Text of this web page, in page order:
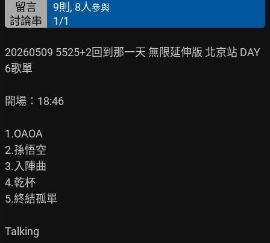
留言
9則, 8人參與
討論串 1/1
20260509 5525+2回到那一天 無限延伸版 北京站 DAY
6歌單
開場：18:46
1.OAOA
2.孫悟空
3.入陣曲
4.乾杯
5.終結孤單
Talking